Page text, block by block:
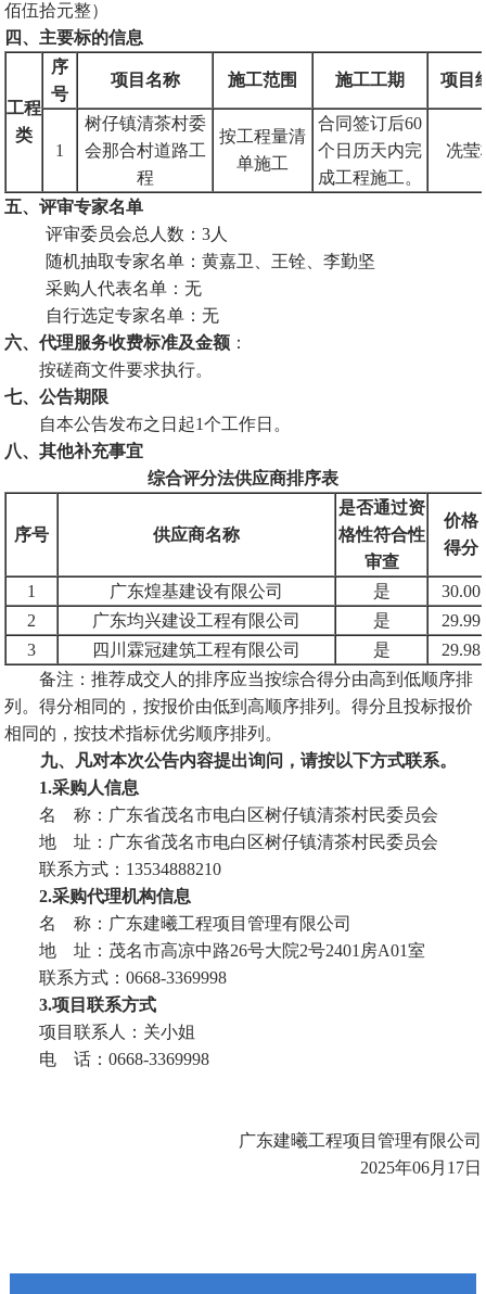
佰伍拾元整）
四、主要标的信息
工程
类
序
号
项目 名称 施工范围 施工工期 项目
1
树仔镇清茶村委
会那合村道路工
程
按工程量清
单施工
合同签订后60
个日历天内完
成工程施工 。
冼莹
五、评审专家名单
评审委员会总人数： 3人
随机抽取专家名单： 黄嘉卫、王铨、李勤坚
采购人代表名单： 无
自行选定专家名单： 无
六、代理服务收费标准及金额 ：
按磋商文件要求执行。
七、公告期限
自本公告发布之日起1个工作日 。
八、其他补充事宜
综合评分法供应商排序表
序号 供应商名称
是否通过资
格性符合性
审查
价格
得分
1 广东煌基建设有限公司 是
30.00
2
广东均兴建设工程有限公司 是
29.99
3
四川霖冠建筑工程有限公司 是
29.98
备注：推荐成交人 的排序应当按综合得分由高到低顺序排
列。得分相同的，按报价由低到高顺序排列。得分且投标报价
相同的，按技术指标优劣顺序排列。
九、凡对本次公告内容提出询问，请按以下方式联系。
1.采购人信息
名
称 ：广东省茂名市电白区树仔镇清茶村民委员会
地
址：广东省茂名市电白区树仔镇清茶村民委员会
联系方式： 13534888210
2.采购代理机构信息
名
称：广东建曦工程项目管理有限公司
地
址： 茂名市高凉中路26号大院2号2401房A01室
联系方式：0668-3369998
3.项目联系方式
项目联系人： 关小姐
电
话：0668-3369998
广东建曦工程项目管理有限公司
2025年06月 17日